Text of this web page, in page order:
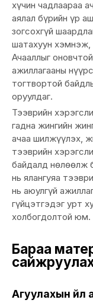
хүчин чадлаараа
аялал бүрийн үр
зогсохгүй
шатахуун хэмнэж,
Ачааллыг
ажиллагааны
тогтвортой
оруулдаг.
Тээврийн
гадна жингийн
ачаа шилжүүлэх,
тээврийн
байдалд нөлөөлж
нь ялангуяа
нь аюулгүй
гүйцэтгэдэг урт
холбогдолтой юм.
Бараа
Агуулахын үйл